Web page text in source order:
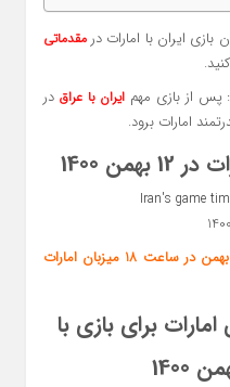
بازی ایران با امارات درمقدماتی
از بازی مهم ایران با عراق در
1400
با اعلام AFC تیم ملی فوتبال ایران 12 بهمن در ساعت 18 میزبان امارات
برای بازی با